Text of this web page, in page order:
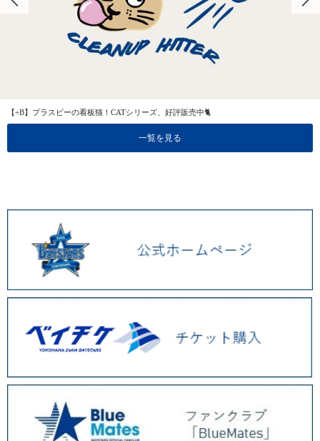
【+B】プラスビーの看板猫！CATシリーズ、好評販売中🐈
一覧を見る